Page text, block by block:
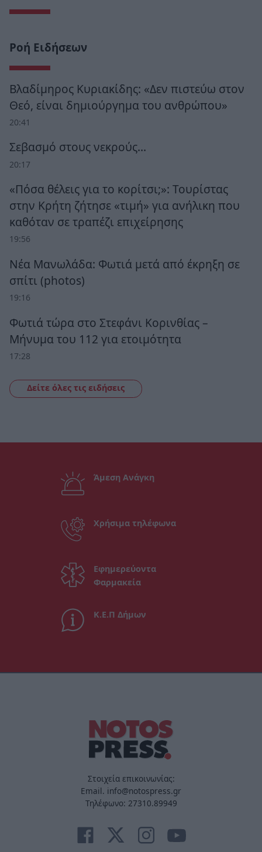
Ροή Ειδήσεων
Βλαδίμηρος Κυριακίδης: «Δεν πιστεύω στον
Θεό, είναι δημιούργημα του ανθρώπου»
20:41
Σεβασμό στους νεκρούς…
20:17
«Πόσα θέλεις για το κορίτσι;»: Τουρίστας
στην Κρήτη ζήτησε «τιμή» για ανήλικη που
καθόταν σε τραπέζι επιχείρησης
19:56
Νέα Μανωλάδα: Φωτιά μετά από έκρηξη σε
σπίτι (photos)
19:16
Φωτιά τώρα στο Στεφάνι Κορινθίας –
Μήνυμα του 112 για ετοιμότητα
17:28
Δείτε όλες τις ειδήσεις
Άμεση Ανάγκη
Χρήσιμα τηλέφωνα
Εφημερεύοντα
Φαρμακεία
Κ.Ε.Π Δήμων
Στοιχεία επικοινωνίας:
Email. info@notospress.gr
Τηλέφωνο: 27310.89949